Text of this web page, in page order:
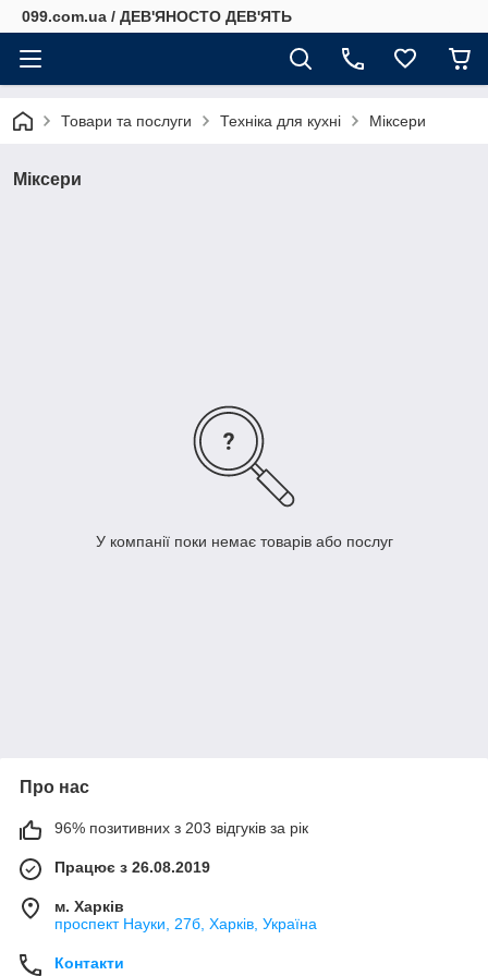
099.com.ua / ДЕВ'ЯНОСТО ДЕВ'ЯТЬ
Товари та послуги Техніка для кухні Міксери
Міксери
У компанії поки немає товарів або послуг
Про нас
96% позитивних з 203 відгуків за рік
Працює з 26.08.2019
м. Харків
проспект Науки, 27б, Харків, Україна
Контакти